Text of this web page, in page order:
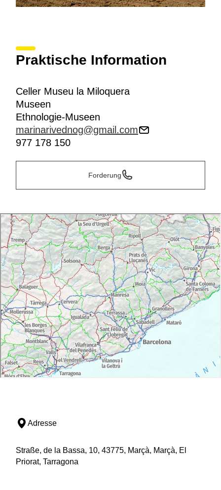
Praktische Information
Celler Museu la Miloquera
Museen
Ethnologie-Museen
marinarivednog@gmail.com
977 178 150
Forderung
Adresse
Straße, de la Bassa, 10, 43775, Marçà, Marçà, El
Priorat, Tarragona